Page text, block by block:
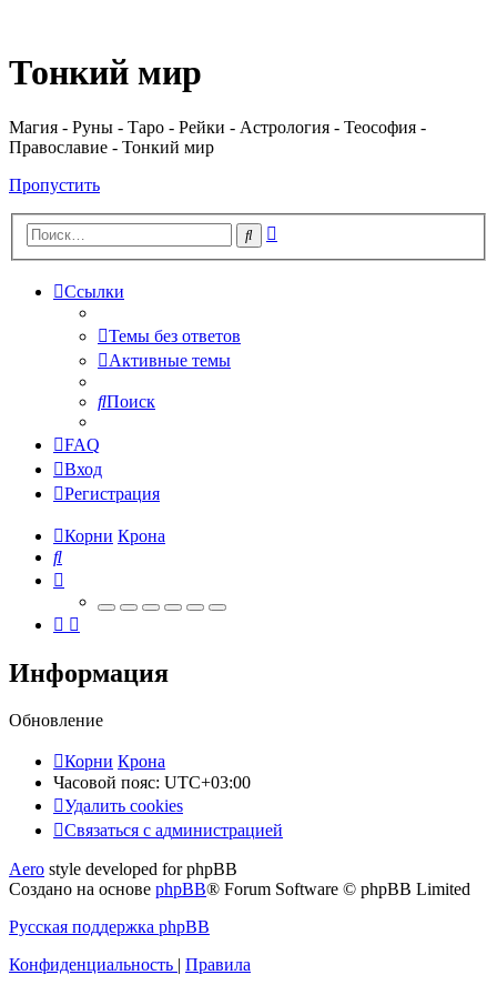
Тонкий мир
Магия - Руны - Таро - Рейки - Астрология - Теософия -
Православие - Тонкий мир
Пропустить
Поиск
Ссылки
Темы без ответов
Активные темы
Поиск
FAQ
Вход
Регистрация
Корни Крона
Поиск
Информация
Обновление
Корни Крона
Часовой пояс: UTC+03:00
Удалить cookies
Связаться
администрацией
Связаться с администрацией
Aero style developed for phpBB
Создано на основе phpBB® Forum Software © phpBB Limited
Русская поддержка phpBB
Конфиденциальность | Правила